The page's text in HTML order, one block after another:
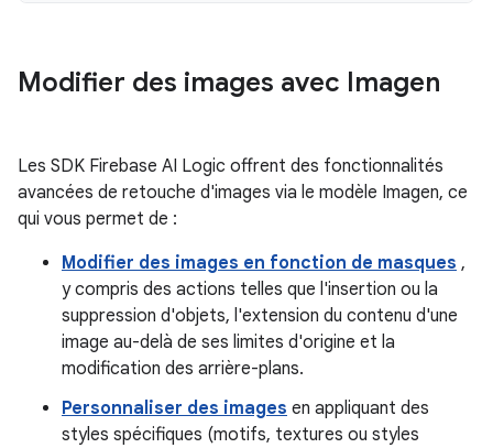
Modifier des images avec Imagen
Les SDK Firebase AI Logic offrent des fonctionnalités
avancées de retouche d'images via le modèle Imagen, ce
qui vous permet de :
Modifier des images en fonction de masques ,
y compris des actions telles que l'insertion ou la
suppression d'objets, l'extension du contenu d'une
image au-delà de ses limites d'origine et la
modification des arrière-plans.
Personnaliser des images en appliquant des
styles spécifiques (motifs, textures ou styles